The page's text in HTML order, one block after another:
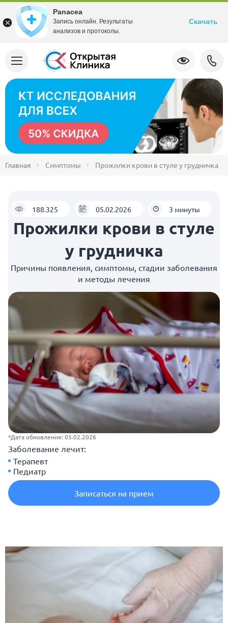
Главная Симптомы Прожилки крови в стуле у грудничка
188.325 05.02.2026 3 минуты
Прожилки крови в стуле
у грудничка
Причины появления, симптомы, стадии заболевания
и методы лечения
*Дата обновления: 05.02.2026
Заболевание лечит:
Терапевт
Педиатр
Записаться на прием
Panacea
Запись онлайн. Результаты
анализов и протоколы.
Скачать